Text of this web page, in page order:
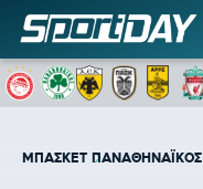
ΜΠΑΣΚΕΤ ΠΑΝΑΘΗΝΑΪΚΟΣ